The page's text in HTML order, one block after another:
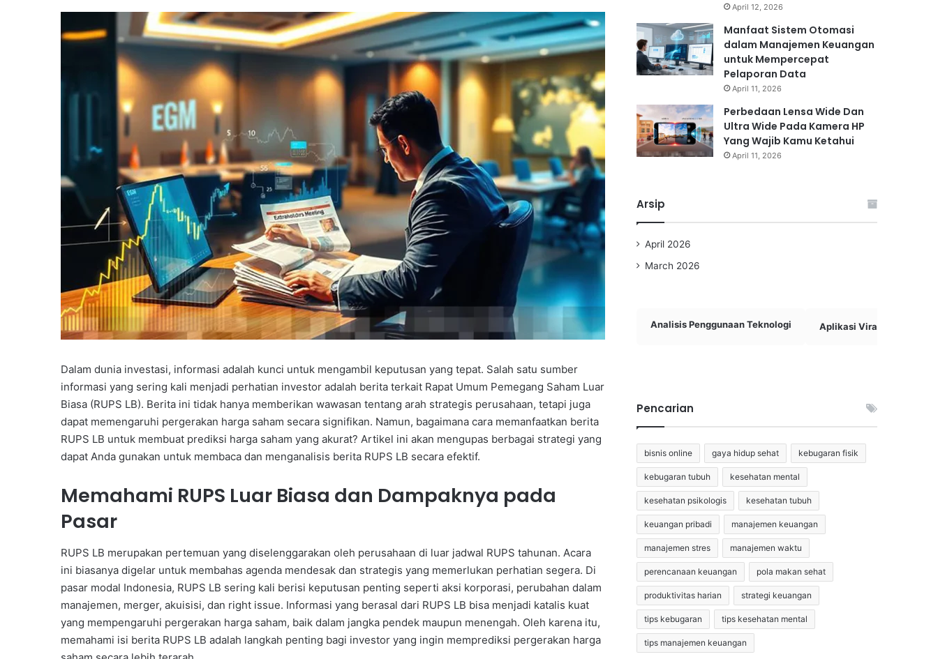
Dalam dunia investasi, informasi adalah kunci untuk mengambil keputusan yang tepat. Salah satu sumber
informasi yang sering kali menjadi perhatian investor adalah berita terkait Rapat Umum Pemegang Saham Luar
Biasa (RUPS LB). Berita ini tidak hanya memberikan wawasan tentang arah strategis perusahaan, tetapi juga
dapat memengaruhi pergerakan harga saham secara signifikan. Namun, bagaimana cara memanfaatkan berita
RUPS LB untuk membuat prediksi harga saham yang akurat? Artikel ini akan mengupas berbagai strategi yang
dapat Anda gunakan untuk membaca dan menganalisis berita RUPS LB secara efektif.
Memahami RUPS Luar Biasa dan Dampaknya pada
Pasar
RUPS LB merupakan pertemuan yang diselenggarakan oleh perusahaan di luar jadwal RUPS tahunan. Acara
ini biasanya digelar untuk membahas agenda mendesak dan strategis yang memerlukan perhatian segera. Di
pasar modal Indonesia, RUPS LB sering kali berisi keputusan penting seperti aksi korporasi, perubahan dalam
manajemen, merger, akuisisi, dan right issue. Informasi yang berasal dari RUPS LB bisa menjadi katalis kuat
yang mempengaruhi pergerakan harga saham, baik dalam jangka pendek maupun menengah. Oleh karena itu,
memahami isi berita RUPS LB adalah langkah penting bagi investor yang ingin memprediksi pergerakan harga
April 12, 2026
Manfaat Sistem Otomasi
dalam Manajemen Keuangan
untuk Mempercepat
Pelaporan Data
April 11, 2026
Perbedaan Lensa Wide Dan
Ultra Wide Pada Kamera HP
Yang Wajib Kamu Ketahui
April 11, 2026
Arsip
April 2026
March 2026
Analisis Penggunaan Teknologi Aplikasi Viral &
Pencarian
bisnis online gaya hidup sehat kebugaran fisik
kebugaran tubuh kesehatan mental
kesehatan psikologis kesehatan tubuh
keuangan pribadi manajemen keuangan
manajemen stres manajemen waktu
perencanaan keuangan pola makan sehat
produktivitas harian strategi keuangan
tips kebugaran tips kesehatan mental
tips manajemen keuangan